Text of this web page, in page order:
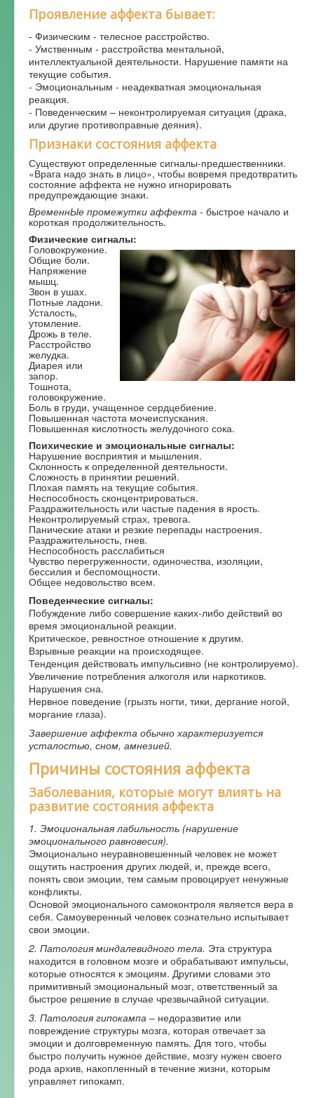
Проявление аффекта бывает:
- Физическим - телесное расстройство.
- Умственным - расстройства ментальной,
интеллектуальной деятельности. Нарушение памяти на
текущие события.
- Эмоциональным - неадекватная эмоциональная
реакция.
- Поведенческим – неконтролируемая ситуация (драка,
или другие противоправные деяния).
Признаки состояния аффекта
Существуют определенные сигналы-предшественники.
«Врага надо знать в лицо», чтобы вовремя предотвратить
состояние аффекта не нужно игнорировать
предупреждающие знаки.
ВременнЫе промежутки аффекта - быстрое начало и
короткая продолжительность.
Физические сигналы:
Головокружение.
Общие боли.
Напряжение
мышц.
Звон в ушах.
Потные ладони.
Усталость,
утомление.
Дрожь в теле.
Расстройство
желудка.
Диарея или
запор.
Тошнота,
головокружение.
Боль в груди, учащенное сердцебиение.
Повышенная частота мочеиспускания.
Повышенная кислотность желудочного сока.
Психические и эмоциональные сигналы:
Нарушение восприятия и мышления.
Склонность к определенной деятельности.
Сложность в принятии решений.
Плохая память на текущие события.
Неспособность сконцентрироваться.
Раздражительность или частые падения в ярость.
Неконтролируемый страх, тревога.
Панические атаки и резкие перепады настроения.
Раздражительность, гнев.
Неспособность расслабиться
Чувство перегруженности, одиночества, изоляции,
бессилия и беспомощности.
Общее недовольство всем.
Поведенческие сигналы:
Побуждение либо совершение каких-либо действий во
время эмоциональной реакции.
Критическое, ревностное отношение к другим.
Взрывные реакции на происходящее.
Тенденция действовать импульсивно (не контролируемо).
Увеличение потребления алкоголя или наркотиков.
Нарушения сна.
Нервное поведение (грызть ногти, тики, дергание ногой,
моргание глаза).
Завершение аффекта обычно характеризуется
усталостью, сном, амнезией.
Причины состояния аффекта
Заболевания, которые могут влиять на
развитие состояния аффекта
1. Эмоциональная лабильность (нарушение
эмоционального равновесия).
Эмоционально неуравновешенный человек не может
ощутить настроения других людей, и, прежде всего,
понять свои эмоции, тем самым провоцирует ненужные
конфликты.
Основой эмоционального самоконтроля является вера в
себя. Самоуверенный человек сознательно испытывает
свои эмоции.
2. Патология миндалевидного тела. Эта структура
находится в головном мозге и обрабатывают импульсы,
которые относятся к эмоциям. Другими словами это
примитивный эмоциональный мозг, ответственный за
быстрое решение в случае чрезвычайной ситуации.
3. Патология гипокампа – недоразвитие или
повреждение структуры мозга, которая отвечает за
эмоции и долговременную память. Для того, чтобы
быстро получить нужное действие, мозгу нужен своего
рода архив, накопленный в течение жизни, которым
управляет гипокамп.